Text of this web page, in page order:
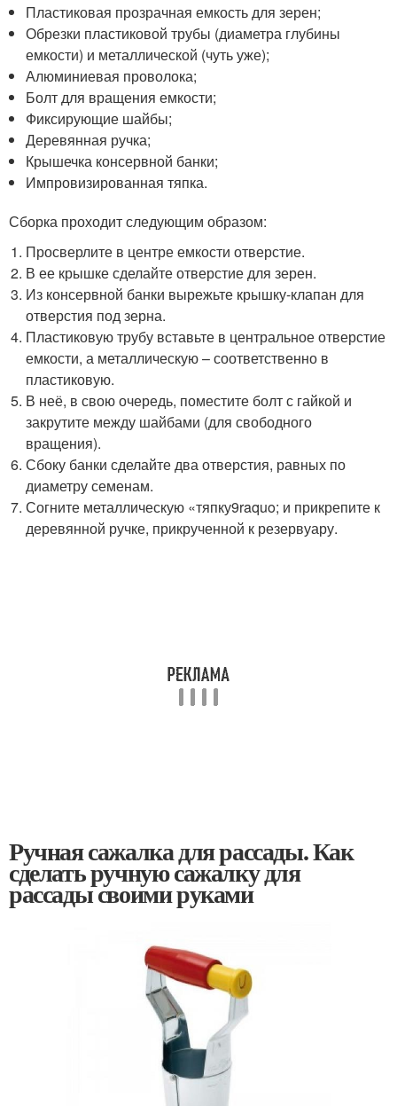
Пластиковая прозрачная емкость для зерен;
Обрезки пластиковой трубы (диаметра глубины
емкости) и металлической (чуть уже);
Алюминиевая проволока;
Болт для вращения емкости;
Фиксирующие шайбы;
Деревянная ручка;
Крышечка консервной банки;
Импровизированная тяпка.
Сборка проходит следующим образом:
Просверлите в центре емкости отверстие.
В ее крышке сделайте отверстие для зерен.
Из консервной банки вырежьте крышку-клапан для
отверстия под зерна.
Пластиковую трубу вставьте в центральное отверстие
емкости, а металлическую – соответственно в
пластиковую.
В неё, в свою очередь, поместите болт с гайкой и
закрутите между шайбами (для свободного
вращения).
Сбоку банки сделайте два отверстия, равных по
диаметру семенам.
Согните металлическую «тяпку9raquo; и прикрепите к
деревянной ручке, прикрученной к резервуару.
Ручная сажалка для рассады. Как
сделать ручную сажалку для
рассады своими руками